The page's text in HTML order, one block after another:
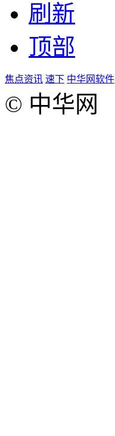
刷新
顶部
焦点资讯 速下 中华网软件
© 中华网